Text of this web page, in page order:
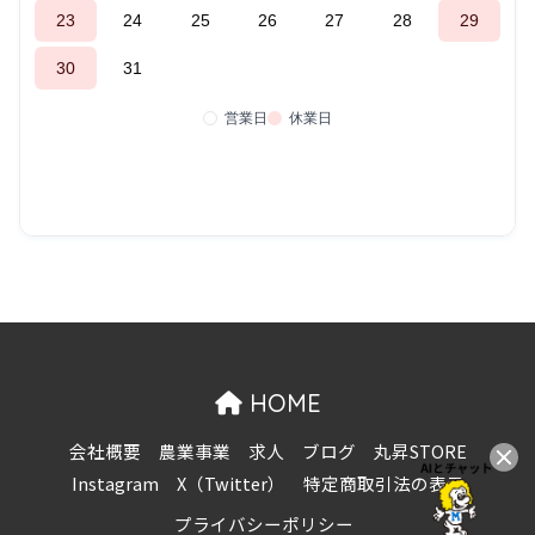
HOME
会社概要 農業事業 求人 ブログ
丸昇STORE
Instagram
X（Twitter）
特定商取引法の表示
プライバシーポリシー